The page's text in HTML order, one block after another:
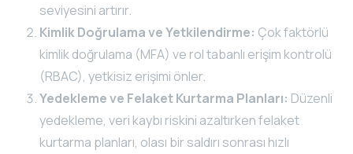
seviyesini artırır.
Kimlik Doğrulama ve Yetkilendirme: Çok faktörlü
kimlik doğrulama (MFA) ve rol tabanlı erişim kontrolü
(RBAC), yetkisiz erişimi önler.
Yedekleme ve Felaket Kurtarma Planları: Düzenli
yedekleme, veri kaybı riskini azaltırken felaket
kurtarma planları, olası bir saldırı sonrası hızlı